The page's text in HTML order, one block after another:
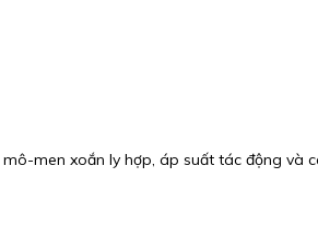
men xoắn ly hợp, áp suất tác động và